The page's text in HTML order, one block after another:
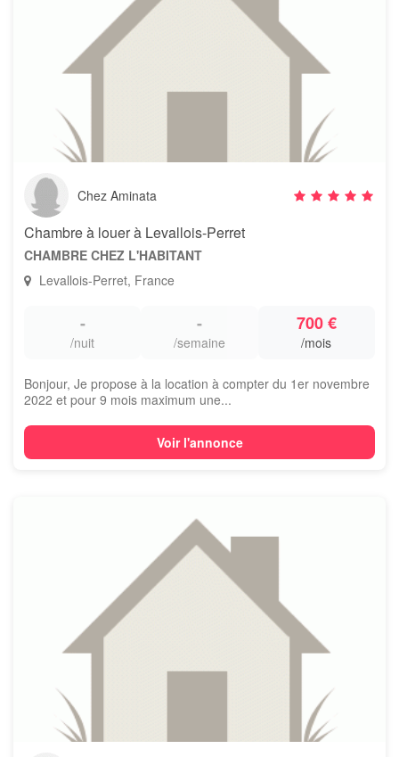
Chez Aminata
Chambre à louer à Levallois-Perret
CHAMBRE CHEZ L'HABITANT
Levallois-Perret, France
-
/nuit
-
/semaine
700 €
/mois
Bonjour, Je propose à la location à compter du 1er novembre
2022 et pour 9 mois maximum une...
Voir l'annonce